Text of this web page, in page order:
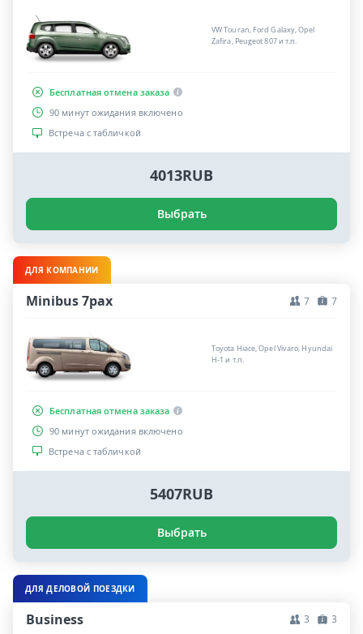
VW Touran, Ford Galaxy, Opel
Zafira, Peugeot 807 и т.п.
Бесплатная отмена заказа
90 минут ожидания включено
Встреча с табличкой
4013RUB
Выбрать
ДЛЯ КОМПАНИИ
Minibus 7pax 7 7
Toyota Hiace, Opel Vivaro, Hyundai
H-1 и т.п.
Бесплатная отмена заказа
90 минут ожидания включено
Встреча с табличкой
5407RUB
Выбрать
ДЛЯ ДЕЛОВОЙ ПОЕЗДКИ
Business 3 3